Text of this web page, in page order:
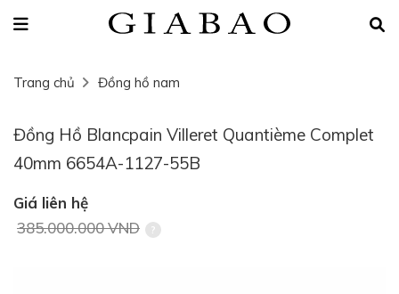
Trang chủ Đồng hồ nam
Đồng Hồ Blancpain Villeret Quantième Complet
40mm 6654A-1127-55B
Giá liên hệ
385.000.000 VND